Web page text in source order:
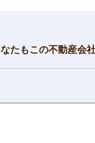
たもこの不動産会